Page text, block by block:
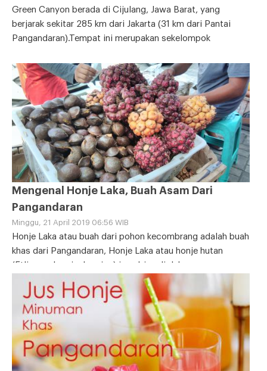
Green Canyon berada di Cijulang, Jawa Barat, yang
berjarak sekitar 285 km dari Jakarta (31 km dari Pantai
Pangandaran).Tempat ini merupakan sekelompok
Mengenal Honje Laka, Buah Asam Dari
Pangandaran
Minggu, 21 April 2019 06:56 WIB
Honje Laka atau buah dari pohon kecombrang adalah buah
khas dari Pangandaran, Honje Laka atau honje hutan
(Etlingera hemisphaerica) juga bisa diolah